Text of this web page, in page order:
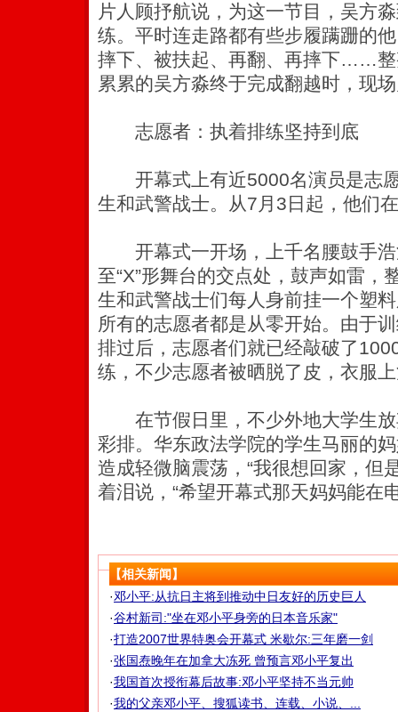
片人顾抒航说，为这一节目，吴方
练。平时连走路都有些步履蹒跚的
摔下、被扶起、再翻、再摔下……整
累累的吴方淼终于完成翻越时，现
志愿者：执着排练坚持到底
开幕式上有近5000名演员是志愿
生和武警战士。从7月3日起，他们
开幕式一开场，上千名腰鼓手浩
至“X”形舞台的交点处，鼓声如雷，
生和武警战士们每人身前挂一个塑
所有的志愿者都是从零开始。由于
排过后，志愿者们就已经敲破了
练，不少志愿者被晒脱了皮，衣服
在节假日里，不少外地大学生放
彩排。华东政法学院的学生马丽的
造成轻微脑震荡，“我很想回家，但
着泪说，“希望开幕式那天妈妈能在
【相关新闻】
·邓小平:从抗日主将到推动中日友好的历史巨人
·谷村新司:"坐在邓小平身旁的日本音乐家"
·打造2007世界特奥会开幕式 米歇尔:三年磨一剑
·张国焘晚年在加拿大冻死 曾预言邓小平复出
·我国首次授衔幕后故事:邓小平坚持不当元帅
·我的父亲邓小平、搜狐读书、连载、小说、...